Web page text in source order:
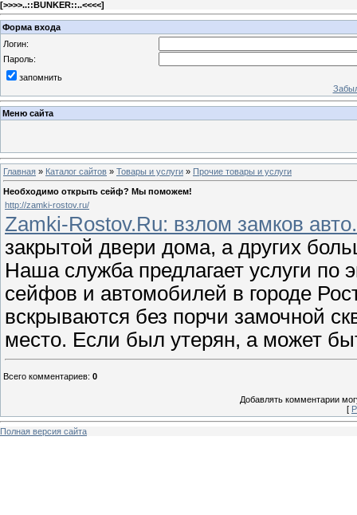
[>>>>..::BUNKER::..<<<<]
Форма входа
Логин:
Пароль:
запомнить
Меню сайта
Главная » Каталог сайтов » Товары и услуги » Прочие товары и услуги
Необходимо открыть сейф? Мы поможем!
http://zamki-rostov.ru/
Zamki-Rostov.Ru: взлом замков
закрытой двери дома, а других
Наша служба предлагает услуги по
сейфов и автомобилей в городе
вскрываются без порчи замочной
место. Если был утерян, а может
Всего комментариев: 0
Добавлять комментарии
[
Полная версия сайта